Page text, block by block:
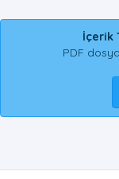
İçerik
PDF